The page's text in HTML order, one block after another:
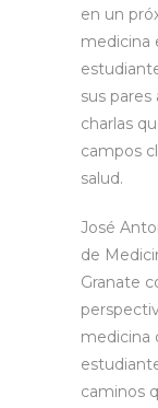
en un
medicina
sus pares
charlas
campos
salud.
José
de
Granate
medicina
caminos